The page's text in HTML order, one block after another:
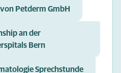
Petderm GmbH
an der
Bern
Sprechstunde